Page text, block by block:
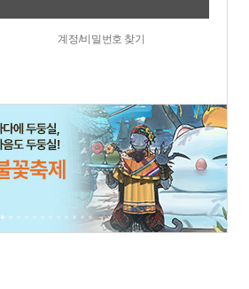
계정/비밀번호 찾기